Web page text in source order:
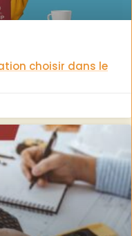
choisir dans le